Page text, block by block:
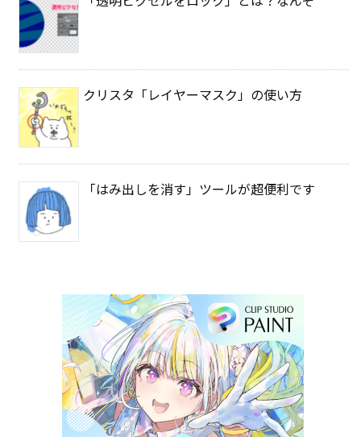
クリスタ「レイヤーマスク」の使い方
「はみ出しを消す」ツールが超便利です